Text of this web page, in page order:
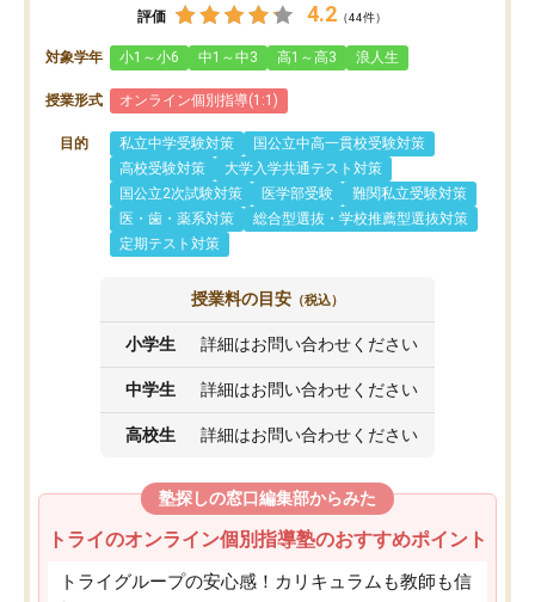
評価 4.2 （44件）
対象学年 小1～小6 中1～中3 高1～高3 浪人生
授業形式 オンライン個別指導(1:1)
目的 私立中学受験対策
国公立中高一貫校受験対策
高校受験対策
大学入学共通テスト対策
国公立2次試験対策
医学部受験
難関私立受験対策
医・歯・薬系対策
総合型選抜・学校推薦型選抜対策
定期テスト対策
授業料の目安 （税込）
小学生 詳細はお問い合わせください
中学生 詳細はお問い合わせください
高校生 詳細はお問い合わせください
塾探しの窓口編集部からみた
トライのオンライン個別指導塾のおすすめポイント
トライグループの安心感！カリキュラムも教師も信